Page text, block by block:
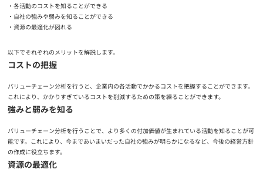
各活動のコストを知ることができる
自社の強みや弱みを知ることができる
資源の最適化が図れる
以下でそれぞれのメリットを解説します。
コストの把握
バリューチェーン分析を行うと、企業内の各活動でかかるコストを把握することができます。
これにより、かかりすぎているコストを削減するための策を練ることができます。
強みと弱みを知る
バリューチェーン分析を行うことで、より多くの付加価値が生まれている活動を知ることが可
能です。これにより、今まであいまいだった自社の強みが明らかになるなど、今後の経営方針
の作成に役立ちます。
資源の最適化